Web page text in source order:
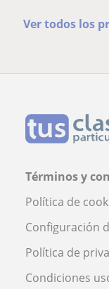
Ver todos los
Términos y
Política de
Configuración
Política de
Condiciones